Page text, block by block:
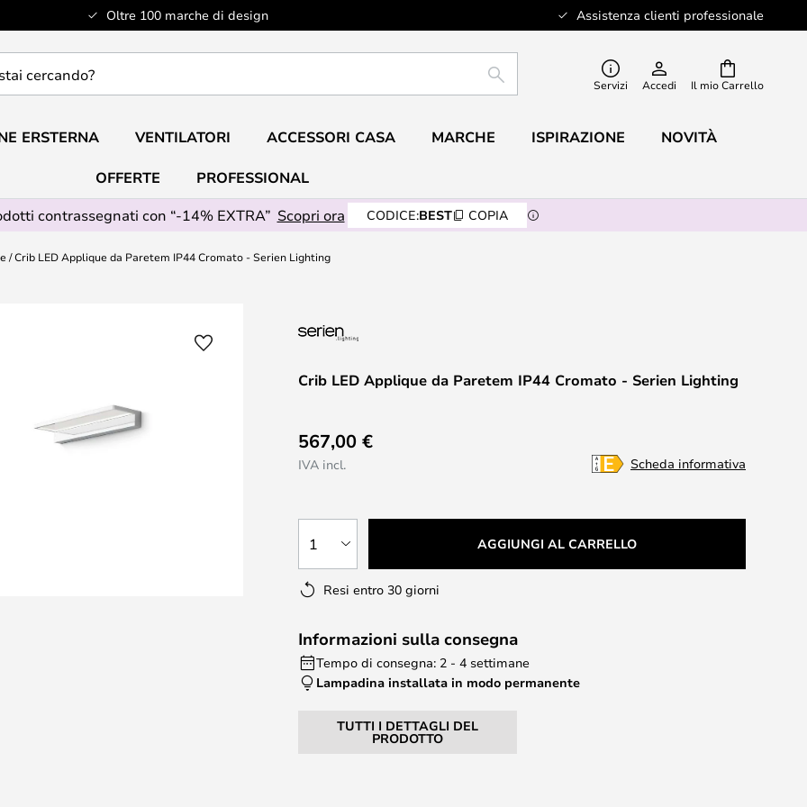
Oltre 100 marche di design Assistenza clienti professionale
Il mio Carrello
RICERCA Servizi Accedi
ERSTERNA VENTILATORI ACCESSORI CASA MARCHE ISPIRAZIONE NOVITÀ
OFFERTE
PROFESSIONAL
contrassegnati con “-14% EXTRA” Scopri ora CODICE:BEST COPIA
Crib LED Applique da Paretem IP44 Cromato - Serien Lighting
Crib LED Applique da Paretem IP44 Cromato - Serien Lighting
567,00 €
IVA incl. Scheda informativa
1 AGGIUNGI AL CARRELLO
Resi entro 30 giorni
Informazioni sulla consegna
Tempo di consegna: 2 - 4 settimane
Lampadina installata in modo permanente
TUTTI I DETTAGLI DEL
PRODOTTO